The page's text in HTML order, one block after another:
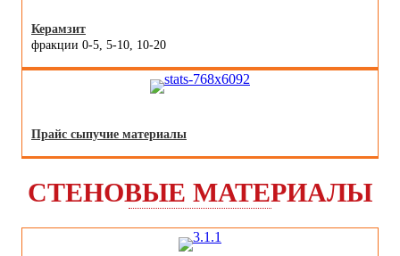
Керамзит
фракции 0-5, 5-10, 10-20
Прайс сыпучие материалы
СТЕНОВЫЕ МАТЕРИАЛЫ